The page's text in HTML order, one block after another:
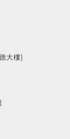
大樓)